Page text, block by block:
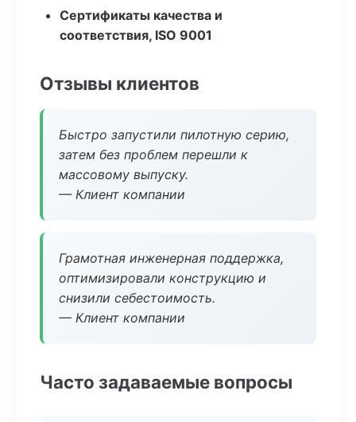
Сертификаты качества и
соответствия, ISO 9001
Отзывы клиентов
Быстро запустили пилотную серию,
затем без проблем перешли к
массовому выпуску.
— Клиент компании
Грамотная инженерная поддержка,
оптимизировали конструкцию и
снизили себестоимость.
— Клиент компании
Часто задаваемые вопросы